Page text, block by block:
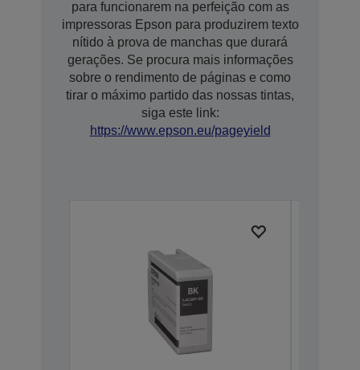
para funcionarem na perfeição com as
impressoras Epson para produzirem texto
nítido à prova de manchas que durará
gerações. Se procura mais informações
sobre o rendimento de páginas e como
tirar o máximo partido das nossas tintas,
siga este link:
https://www.epson.eu/pageyield